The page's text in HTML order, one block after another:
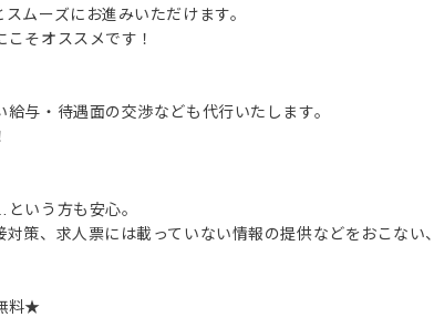
ムーズにお進みいただけます。
そオススメです！
与・待遇面の交渉なども代行いたします。
いう方も安心。
策、求人票には載っていない情報の提供などをおこない、
料★